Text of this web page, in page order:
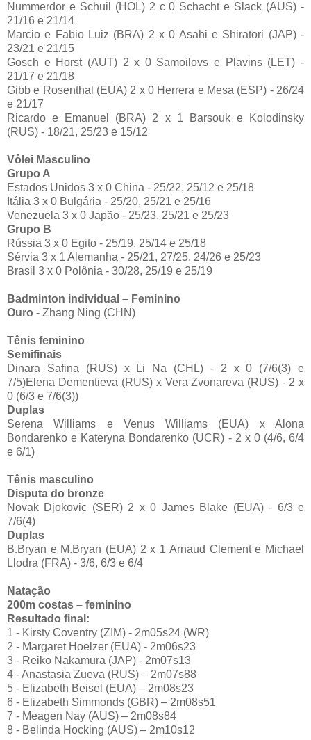
Nummerdor e Schuil (HOL) 2 c 0 Schacht e Slack (AUS) -
21/16 e 21/14
Marcio e Fabio Luiz (BRA) 2 x 0 Asahi e Shiratori (JAP) -
23/21 e 21/15
Gosch e Horst (AUT) 2 x 0 Samoilovs e Plavins (LET) -
21/17 e 21/18
Gibb e Rosenthal (EUA) 2 x 0 Herrera e Mesa (ESP) - 26/24
e 21/17
Ricardo e Emanuel (BRA) 2 x 1 Barsouk e Kolodinsky
(RUS) - 18/21, 25/23 e 15/12
Vôlei Masculino
Grupo A
Estados Unidos 3 x 0 China - 25/22, 25/12 e 25/18
Itália 3 x 0 Bulgária - 25/20, 25/21 e 25/16
Venezuela 3 x 0 Japão - 25/23, 25/21 e 25/23
Grupo B
Rússia 3 x 0 Egito - 25/19, 25/14 e 25/18
Sérvia 3 x 1 Alemanha - 25/21, 27/25, 24/26 e 25/23
Brasil 3 x 0 Polônia - 30/28, 25/19 e 25/19
Badminton individual – Feminino
Ouro - Zhang Ning (CHN)
Tênis feminino
Semifinais
Dinara Safina (RUS) x Li Na (CHL) - 2 x 0 (7/6(3) e
7/5)Elena Dementieva (RUS) x Vera Zvonareva (RUS) - 2 x
0 (6/3 e 7/6(3))
Duplas
Serena Williams e Venus Williams (EUA) x Alona
Bondarenko e Kateryna Bondarenko (UCR) - 2 x 0 (4/6, 6/4
e 6/1)
Tênis masculino
Disputa do bronze
Novak Djokovic (SER) 2 x 0 James Blake (EUA) - 6/3 e
7/6(4)
Duplas
B.Bryan e M.Bryan (EUA) 2 x 1 Arnaud Clement e Michael
Llodra (FRA) - 3/6, 6/3 e 6/4
Natação
200m costas – feminino
Resultado final:
1 - Kirsty Coventry (ZIM) - 2m05s24 (WR)
2 - Margaret Hoelzer (EUA) - 2m06s23
3 - Reiko Nakamura (JAP) - 2m07s13
4 - Anastasia Zueva (RUS) – 2m07s88
5 - Elizabeth Beisel (EUA) – 2m08s23
6 - Elizabeth Simmonds (GBR) – 2m08s51
7 - Meagen Nay (AUS) – 2m08s84
8 - Belinda Hocking (AUS) – 2m10s12